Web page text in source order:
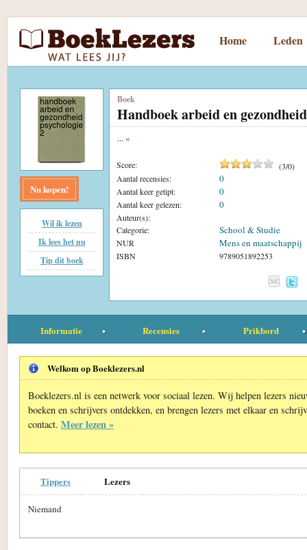
Home Leden
Nu kopen!
Wil ik lezen
Ik lees het nu
Tip dit boek
Boek
Handboek arbeid en
... «
Score: (3/0)
Aantal recensies:
0
Aantal keer getipt: 0
Aantal keer gelezen: 0
Auteur(s):
Categorie:
School & Studie
NUR Mens en maatschappij
ISBN 9789051892253
Informatie Recensies Prikbord
Welkom op Boeklezers.nl
Boeklezers.nl is een netwerk voor sociaal lezen. Wij helpen lezers
boeken en schrijvers ontdekken, en brengen lezers met elkaar en
contact. Meer lezen »
Tippers Lezers
Niemand